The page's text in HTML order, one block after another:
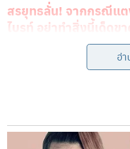
สรยุทธลั่น! จากกรณีแ
ไบรท์ อย่าทำสิ่งนี้เด็ดข
“สรยุทธ” ถึงกับลั่น เอ
แหละ อุ๊ยเดี๋ยวก่อนนะ น่าก
อ่า